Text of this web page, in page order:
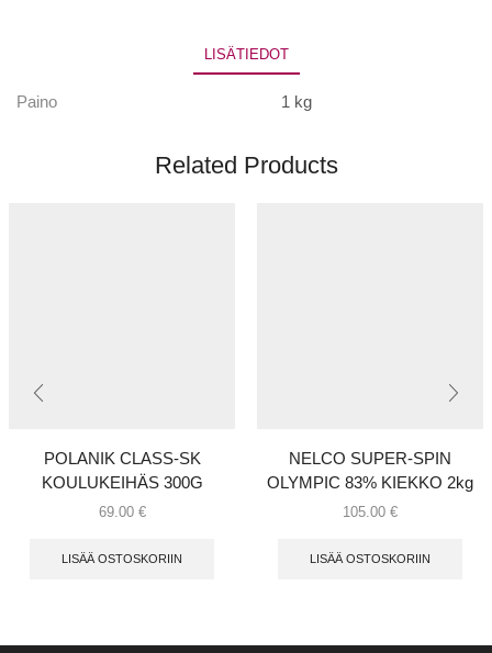
LISÄTIEDOT
Paino 1 kg
Related Products
POLANIK CLASS-SK
KOULUKEIHÄS 300G
69.00 €
LISÄÄ OSTOSKORIIN
NELCO SUPER-SPIN
OLYMPIC 83% KIEKKO 2kg
105.00 €
LISÄÄ OSTOSKORIIN